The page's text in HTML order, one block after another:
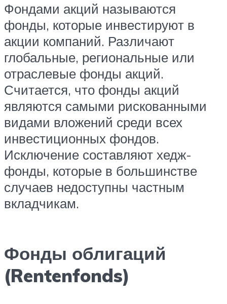
Фондами акций называются
фонды, которые инвестируют в
акции компаний. Различают
глобальные, региональные или
отраслевые фонды акций.
Считается, что фонды акций
являются самыми рискованными
видами вложений среди всех
инвестиционных фондов.
Исключение составляют хедж-
фонды, которые в большинстве
случаев недоступны частным
вкладчикам.
Фонды облигаций
(Rentenfonds)